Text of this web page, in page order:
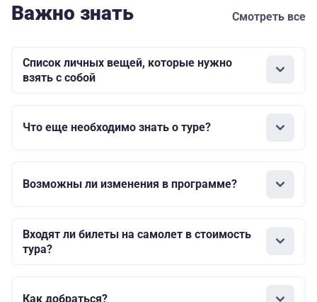
Важно знать Смотреть все
Список личных вещей, которые нужно
взять с собой
Что еще необходимо знать о туре?
Возможны ли изменения в программе?
Входят ли билеты на самолет в стоимость
тура?
Как добраться?